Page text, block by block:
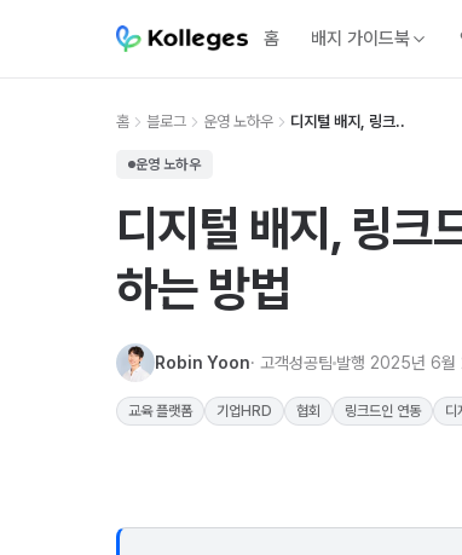
홈 배지 가이드북
홈 블로그 운영 노하우 디지털 배지, 링크..
운영 노하우
디지털 배지, 링크
하는 방법
Robin Yoon· 고객성공팀 발행 2025년 6월
교육 플랫폼 기업HRD 협회 링크드인 연동 디